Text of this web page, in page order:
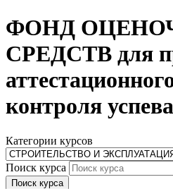
ФОНД
СРЕДСТВ для
контроля
Категории курсов
Поиск курса
Поиск курса